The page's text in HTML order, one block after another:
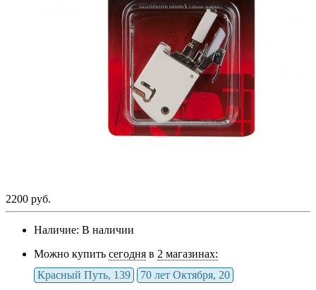
2200 руб.
Наличие: В наличии
Можно купить сегодня в 2 магазинах:
Красный Путь, 139
70 лет Октября, 20